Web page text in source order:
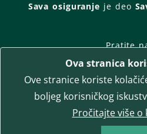
Sava osiguranje je deo
Pratite
Facebook
LinkedIn
T-media d.o.o. |
Ova stranica
Ove stranice koriste
boljeg korisničkog
Pročitajte više o